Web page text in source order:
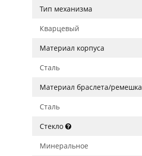
Тип механизма
Кварцевый
Материал корпуса
Сталь
Материал браслета/ремешка
Сталь
Стекло
Минеральное